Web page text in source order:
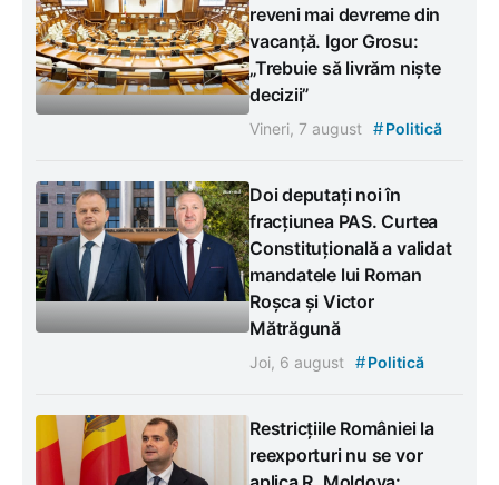
reveni mai devreme din
vacanță. Igor Grosu:
„Trebuie să livrăm niște
decizii”
Vineri, 7 august #Politică
Doi deputați noi în
fracțiunea PAS. Curtea
Constituțională a validat
mandatele lui Roman
Roșca și Victor
Mătrăgună
Joi, 6 august #Politică
Restricțiile României la
reexporturi nu se vor